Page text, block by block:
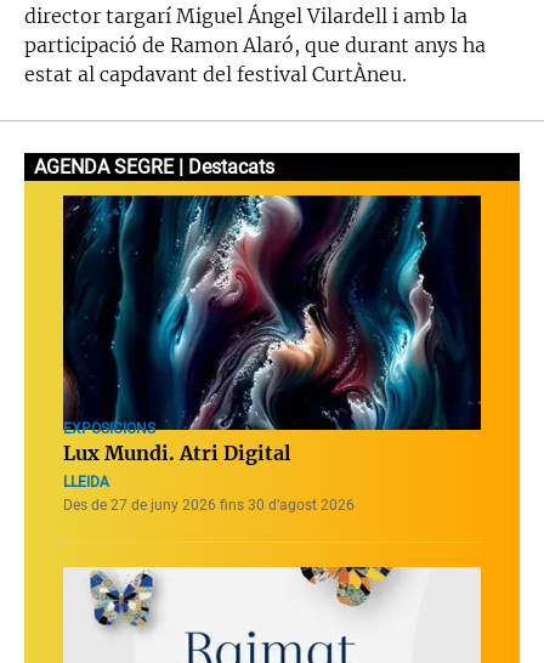
director targarí Miguel Ángel Vilardell i amb la
participació de Ramon Alaró, que durant anys ha
estat al capdavant del festival CurtÀneu.
AGENDA SEGRE | Destacats
EXPOSICIONS
Lux Mundi. Atri Digital
LLEIDA
Des de 27 de juny 2026 fins 30 d’agost 2026